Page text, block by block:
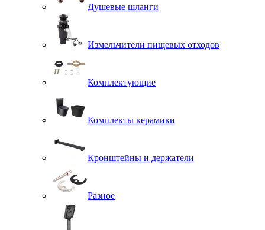
Душевые шланги
Измельчители пищевых отходов
Комплектующие
Комплекты керамики
Кронштейны и держатели
Разное